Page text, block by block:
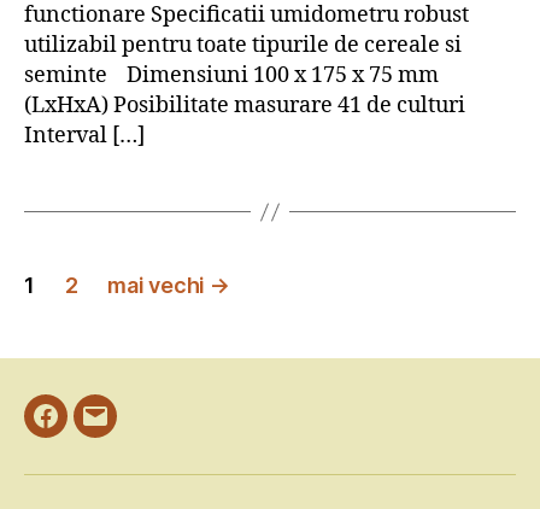
functionare Specificatii umidometru robust
utilizabil pentru toate tipurile de cereale si
seminte Dimensiuni 100 x 175 x 75 mm
(LxHxA) Posibilitate masurare 41 de culturi
Interval […]
Paginație
1 2 mai vechi →
Facebook
Email